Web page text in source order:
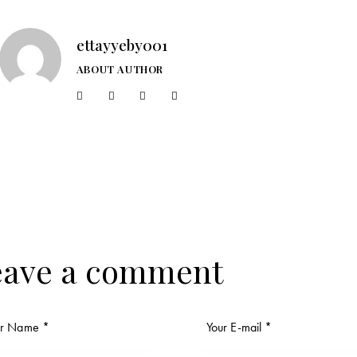
ettayyeby001
ABOUT AUTHOR
a comment